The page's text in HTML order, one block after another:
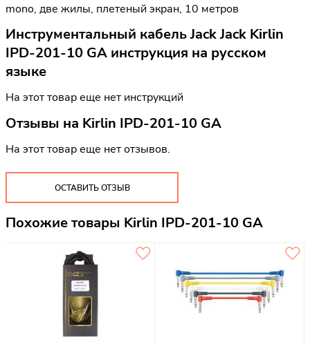
mono, две жилы, плетеный экран, 10 метров
Инструментальный кабель Jack Jack Kirlin
IPD-201-10 GA инструкция на русском
языке
На этот товар еще нет инструкций
Отзывы на Kirlin IPD-201-10 GA
На этот товар еще нет отзывов.
ОСТАВИТЬ ОТЗЫВ
Похожие товары Kirlin IPD-201-10 GA